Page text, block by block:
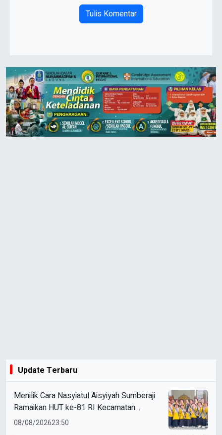
Tulis Komentar
Update Terbaru
Menilik Cara Nasyiatul Aisyiyah Sumberaji
Ramaikan HUT ke-81 RI Kecamatan
Sukodadi
08/08/202623:50